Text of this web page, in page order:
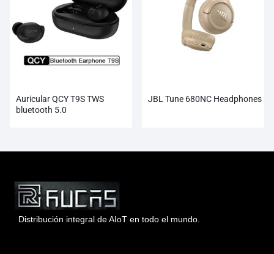
Auricular QCY T9S TWS
bluetooth 5.0
JBL Tune 680NC Headphones
Distribución integral de AIoT en todo el mundo.